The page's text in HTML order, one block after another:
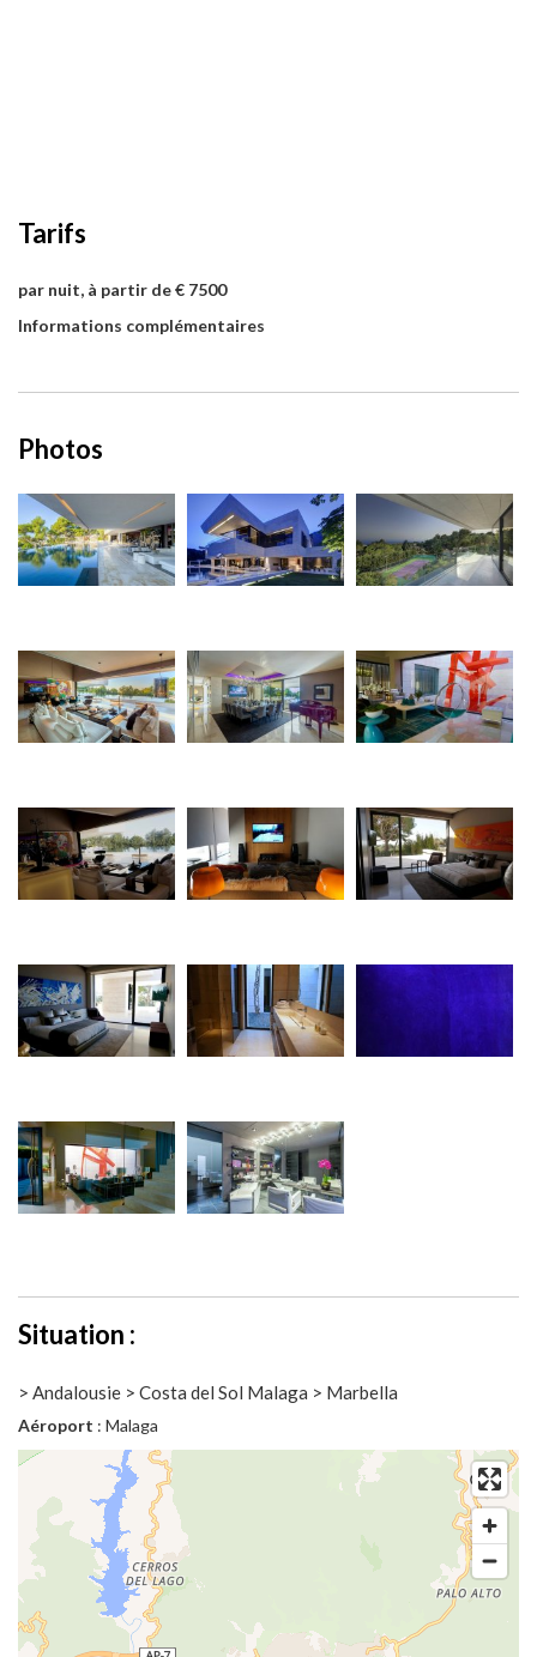
Tarifs
par nuit, à partir de € 7500
Informations complémentaires
Photos
Situation :
> Andalousie > Costa del Sol Malaga > Marbella
Aéroport : Malaga